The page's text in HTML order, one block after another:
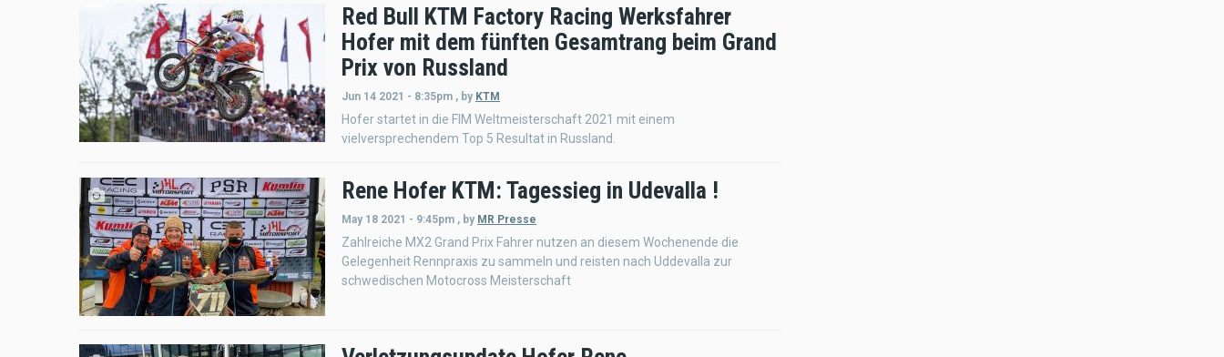
Red Bull KTM Factory Racing Werksfahrer
Hofer mit dem fünften Gesamtrang beim Grand
Prix von Russland
Jun 14 2021 - 8:35pm , by KTM
Hofer startet in die FIM Weltmeisterschaft 2021 mit einem
vielversprechendem Top 5 Resultat in Russland.
Rene Hofer KTM: Tagessieg in Udevalla !
May 18 2021 - 9:45pm , by MR Presse
Zahlreiche MX2 Grand Prix Fahrer nutzen an diesem Wochenende die
Gelegenheit Rennpraxis zu sammeln und reisten nach Uddevalla zur
schwedischen Motocross Meisterschaft